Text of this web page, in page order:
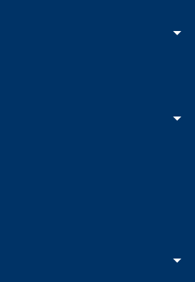
di Ramadhan Ceria 1445H
Karya P5 SD N Krajan
ditampilkan.